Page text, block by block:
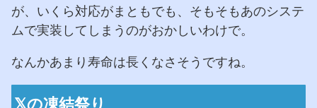
が、いくら対応がまともでも、そもそもあのシステ
ムで実装してしまうのがおかしいわけで。
なんかあまり寿命は長くなさそうですね。
𝕏の凍結祭り